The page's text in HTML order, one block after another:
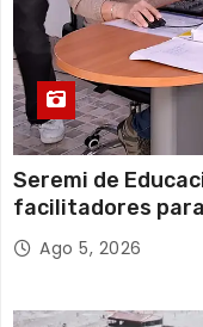
Seremi de
facilitadores
Escolar 2027
Ago 5, 2026